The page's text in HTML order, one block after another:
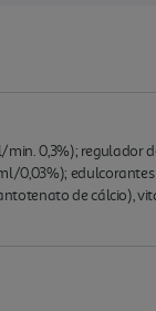
0,3%); regulador
0,03%);
de cálcio),